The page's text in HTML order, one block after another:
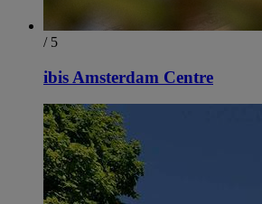
/ 5
ibis Amsterdam Centre